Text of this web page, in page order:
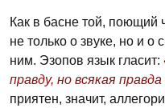
Как в басне той, поющий
не только о звуке, но и о
ним. Эзопов язык гласит:
правду, но всякая
приятен, значит,